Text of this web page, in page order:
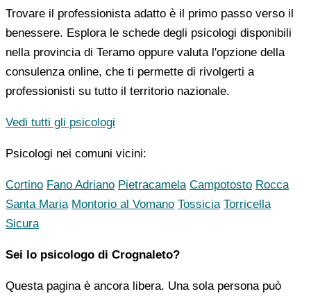
Trovare il professionista adatto è il primo passo verso il
benessere. Esplora le schede degli psicologi disponibili
nella provincia di Teramo oppure valuta l'opzione della
consulenza online, che ti permette di rivolgerti a
professionisti su tutto il territorio nazionale.
Vedi tutti gli psicologi
Psicologi nei comuni vicini:
Cortino Fano Adriano Pietracamela Campotosto Rocca
Santa Maria Montorio al Vomano Tossicia Torricella
Sicura
Sei lo psicologo di Crognaleto?
Questa pagina è ancora libera. Una sola persona può